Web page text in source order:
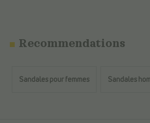
Recommendations
Sandales pour femmes Sandales